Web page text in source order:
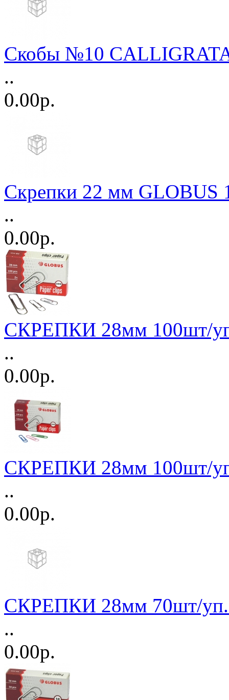
Скобы №10
..
0.00р.
Скрепки 22 мм GLOBUS
..
0.00р.
СКРЕПКИ 28мм 100шт/
..
0.00р.
СКРЕПКИ 28мм 100шт/
..
0.00р.
СКРЕПКИ 28мм 70шт/
..
0.00р.